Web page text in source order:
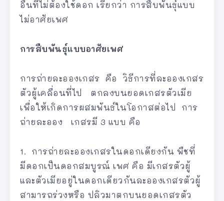
อื่นที่ไม่ต้องใช้ดอก เรียกว่า การสืบพันธุ์แบบ
ไม่อาศัยเพศ
การสืบพันธุ์แบบอาศัยเพศ
การถ่ายละอองเกสร คือ วิธีการที่ละอองเกสร
ตัวผู้เคลื่อนที่ไป ตกลงบนยอดเกสรตัวเมีย
เพื่อให้เกิดการผสมพันธ์ในโอกาสต่อไป การ
ถ่ายละออง เกสรมี 3 แบบ คือ
1. การถ่ายละอองเกสรในดอกเดียงกัน พืชที่
มีดอกเป็นดอกสมบูรณ์ เพศ คือ มีเกสรตัวผู้
และตัวเมียอยู่ในดอกเดียวกันละอองเกสรตัวผู้
สามารถร่วงหรือ ปลิวมาตกบนยอดเกสรตัว